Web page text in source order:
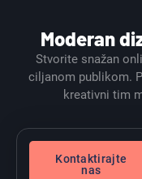
Moderan
Stvorite snažan
ciljanom publikom.
kreativni tim
Kontaktirajte
nas